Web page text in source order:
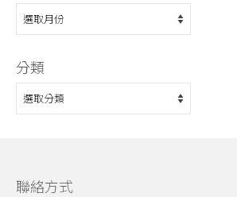
彙
整
分類
分
類
聯絡方式